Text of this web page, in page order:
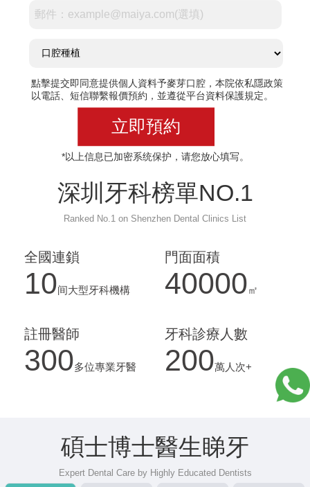
點擊提交即同意提供個人資料予麥芽口腔，本院依私隱政策
以電話、短信聯繫報價預約，並遵從平台資料保護規定。
立即預約
*以上信息已加密系统保护，请您放心填写。
深圳牙科榜單NO.1
Ranked No.1 on Shenzhen Dental Clinics List
全國連鎖
10间大型牙科機構
門面面積
40000㎡
註冊醫師
300多位專業牙醫
牙科診療人數
200萬人次+
碩士博士醫生睇牙
Expert Dental Care by Highly Educated Dentists